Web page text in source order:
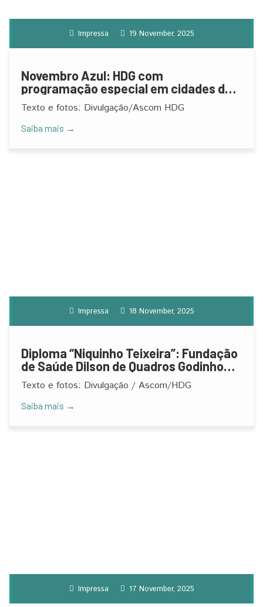
Impressa 19 November, 2025
Novembro Azul: HDG com
programação especial em cidades da
região
Texto e fotos: Divulgação/Ascom HDG
Saiba mais →
Impressa 18 November, 2025
Diploma “Niquinho Teixeira”: Fundação
de Saúde Dilson de Quadros Godinho
recebe homenagem do Rotary Club de
Montes Claros Leste
Texto e fotos: Divulgação / Ascom/HDG
Saiba mais →
Impressa 17 November, 2025